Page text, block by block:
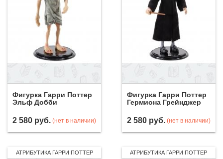
Фигурка Гарри Поттер
Эльф Добби
2 580 руб. (нет в наличии)
Фигурка Гарри Поттер
Гермиона Грейнджер
2 580 руб. (нет в наличии)
АТРИБУТИКА ГАРРИ ПОТТЕР АТРИБУТИКА ГАРРИ ПОТТЕР